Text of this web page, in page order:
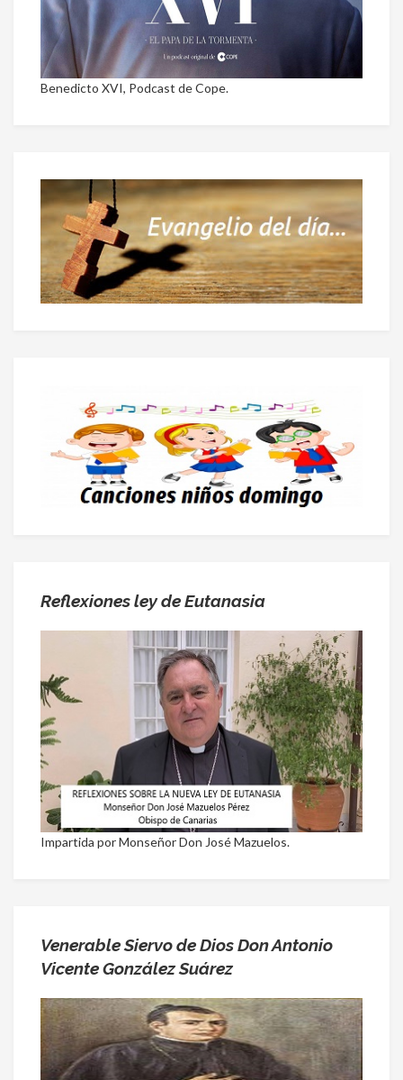
Benedicto XVI, Podcast de Cope.
Reflexiones ley de Eutanasia
Impartida por Monseñor Don José Mazuelos.
Venerable Siervo de Dios Don Antonio
Vicente González Suárez